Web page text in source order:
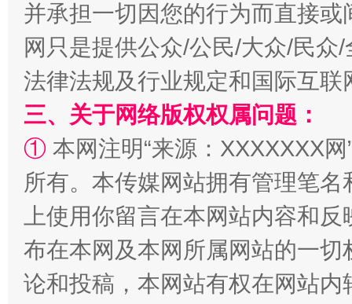
漫山遍野的桃花与雪山、麦地、白藏房
招工难、用工荒背后
并承担一切因您的行为而直接
网只是提供公众/公民/大众/民
法律法规及行业规定和国际互
三、关于网络版权权属问题：
① 本网注明“来源：XXXXXXX
所有。本传媒网站拥有管理笔
上使用你留言在本网站内容和
布在本网及本网所属网站的一
论和投稿，本网站有权在网站